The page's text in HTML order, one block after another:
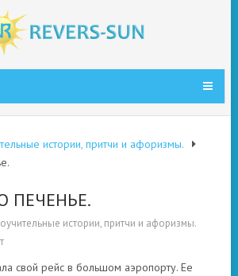
истории, притчи и афоризмы.
ПЕЧЕНЬЕ.
истории, притчи и афоризмы.
свой рейс в большом аэропорту. Ее